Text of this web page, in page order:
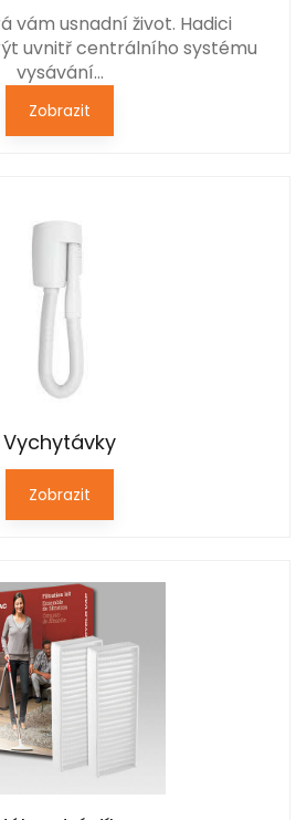
vám usnadní život. Hadici
uvnitř centrálního systému
vysávání…
Zobrazit
Vychytávky
Zobrazit